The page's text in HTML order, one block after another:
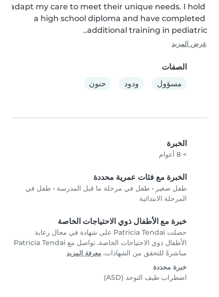
adapt my care to meet their unique needs. I hold
a high school diploma and have completed
additional training in pediatric..
عرض المزيد
الصفات
مسؤول
ودود حنون
الخبرة
> 8 أعوام
الخبرة مع فئات عمرية محددة
طفل صغير • طفل في مرحلة ما قبل المدرسة • طفل في
المرحلة الابتدائية
خبرة مع الأطفال ذوي الاحتياجات الخاصة
حصلت Patricia Tendai على شهادة في مجال رعاية
الأطفال ذوي الاحتياجات الخاصة. تواصل مع Patricia Tendai
مباشرةً للتحقق من الشهادات. معرفة المزيد
خبرة محددة
اضطراب طيف التوحد (ASD)